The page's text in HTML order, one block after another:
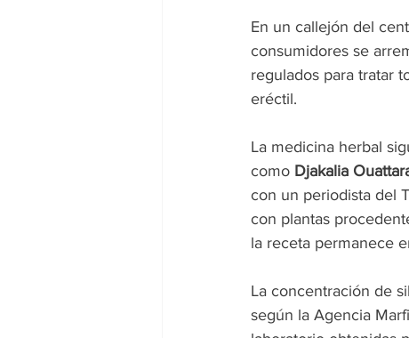
En un callejón del
consumidores se
regulados para tratar
eréctil.
La medicina herbal
como Djakalia
con un periodista del
con plantas
la receta permanece
La concentración de
según la Agencia